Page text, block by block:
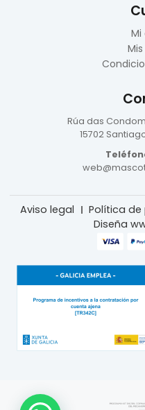
Rúa das
15702
Aviso legal Política
Diseña